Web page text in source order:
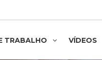
TRABALHO VÍDEOS